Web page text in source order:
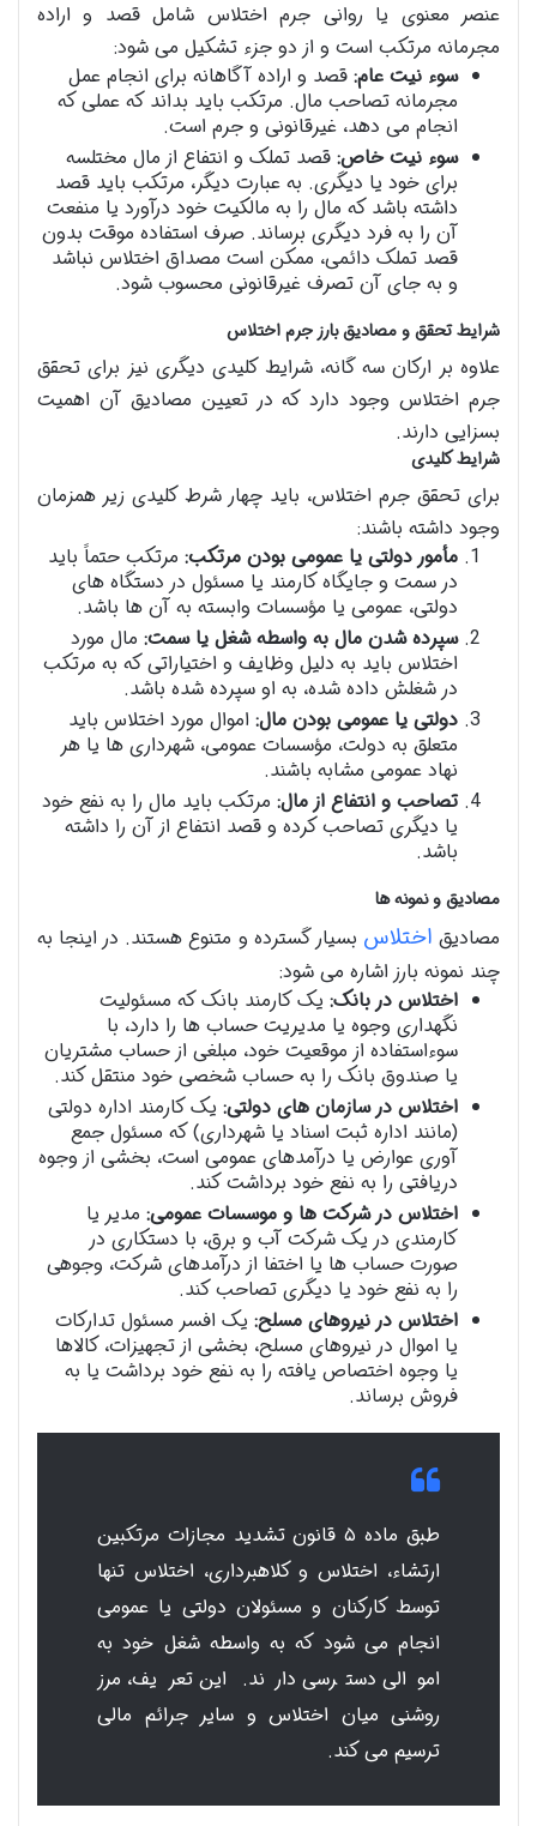
عنصر معنوی یا روانی جرم اختلاس شامل قصد و اراده
مجرمانه مرتکب است و از دو جزء تشکیل می شود:
سوء نیت عام: قصد و اراده آگاهانه برای انجام عمل
مجرمانه تصاحب مال. مرتکب باید بداند که عملی که
انجام می دهد، غیرقانونی و جرم است.
سوء نیت خاص: قصد تملک و انتفاع از مال مختلسه
برای خود یا دیگری. به عبارت دیگر، مرتکب باید قصد
داشته باشد که مال را به مالکیت خود درآورد یا منفعت
آن را به فرد دیگری برساند. صرف استفاده موقت بدون
قصد تملک دائمی، ممکن است مصداق اختلاس نباشد
و به جای آن تصرف غیرقانونی محسوب شود.
شرایط تحقق و مصادیق بارز جرم اختلاس
علاوه بر ارکان سه گانه، شرایط کلیدی دیگری نیز برای تحقق
جرم اختلاس وجود دارد که در تعیین مصادیق آن اهمیت
بسزایی دارند.
شرایط کلیدی
برای تحقق جرم اختلاس، باید چهار شرط کلیدی زیر همزمان
وجود داشته باشند:
مأمور دولتی یا عمومی بودن مرتکب: مرتکب حتماً باید
در سمت و جایگاه کارمند یا مسئول در دستگاه های
دولتی، عمومی یا مؤسسات وابسته به آن ها باشد.
سپرده شدن مال به واسطه شغل یا سمت: مال مورد
اختلاس باید به دلیل وظایف و اختیاراتی که به مرتکب
در شغلش داده شده، به او سپرده شده باشد.
دولتی یا عمومی بودن مال: اموال مورد اختلاس باید
متعلق به دولت، مؤسسات عمومی، شهرداری ها یا هر
نهاد عمومی مشابه باشند.
تصاحب و انتفاع از مال: مرتکب باید مال را به نفع خود
یا دیگری تصاحب کرده و قصد انتفاع از آن را داشته
باشد.
مصادیق و نمونه ها
مصادیق اختلاس بسیار گسترده و متنوع هستند. در اینجا به
چند نمونه بارز اشاره می شود:
اختلاس در بانک: یک کارمند بانک که مسئولیت
نگهداری وجوه یا مدیریت حساب ها را دارد، با
سوءاستفاده از موقعیت خود، مبلغی از حساب مشتریان
یا صندوق بانک را به حساب شخصی خود منتقل کند.
اختلاس در سازمان های دولتی: یک کارمند اداره دولتی
(مانند اداره ثبت اسناد یا شهرداری) که مسئول جمع
آوری عوارض یا درآمدهای عمومی است، بخشی از وجوه
دریافتی را به نفع خود برداشت کند.
اختلاس در شرکت ها و موسسات عمومی: مدیر یا
کارمندی در یک شرکت آب و برق، با دستکاری در
صورت حساب ها یا اختفا از درآمدهای شرکت، وجوهی
را به نفع خود یا دیگری تصاحب کند.
اختلاس در نیروهای مسلح: یک افسر مسئول تدارکات
یا اموال در نیروهای مسلح، بخشی از تجهیزات، کالاها
یا وجوه اختصاص یافته را به نفع خود برداشت یا به
فروش برساند.
طبق ماده ۵ قانون تشدید مجازات مرتکبین
ارتشاء، اختلاس و کلاهبرداری، اختلاس تنها
توسط کارکنان و مسئولان دولتی یا عمومی
انجام می شود که به واسطه شغل خود به
اموالی دسترسی دارند. این تعریف، مرز
روشنی میان اختلاس و سایر جرائم مالی
ترسیم می کند.